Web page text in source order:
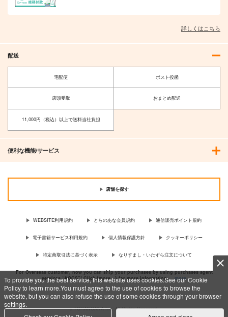
To provide you the best service, this website uses cookies.See our Cookie
Policy to learn more.You must agree to the use of cookies to browse the
website, but you can also refuse the use of some cookies through your browser
settings.
詳しくはこちら
配送
宅配便 ポスト投函
店頭受取 おまとめ配送
11,000円（税込）以上で送料当社負担
便利な機能/サービス
店舗を探す
WEBSITE利用規約 とらのあな会員規約 通信販売ポイント規約
電子書籍サービス利用規約 個人情報保護方針 クッキーポリシー
特定商取引法に基づく表示 なりすまし・いたずら注文について
For Overseas customer, now you can ship your purchases by using purchases agent
services “AOCS”! Click {more…} for more information …more
c TORANOANA Inc, All Rights Reserved.